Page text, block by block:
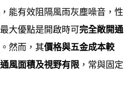
驗收清潔，以及最後的售後保
客戶需求到完工驗收，每個環
，以提供客製化且符合需求的
服務流程細項
，能有效阻隔風雨灰塵噪音，性
大優點是開啟時可完全敞開通
然而，其價格與五金成本較
通風面積及視野有限 ，常與固定